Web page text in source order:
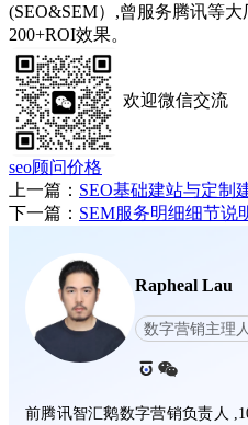
(SEO&SEM）,曾服务腾讯等
200+ROI效果。
欢迎微信交流
seo顾问价格
上一篇： SEO基础建站与定制
下一篇： SEM服务明细细节说
Rapheal Lau
数字营销主理人
前腾讯智汇鹅数字营销负责人